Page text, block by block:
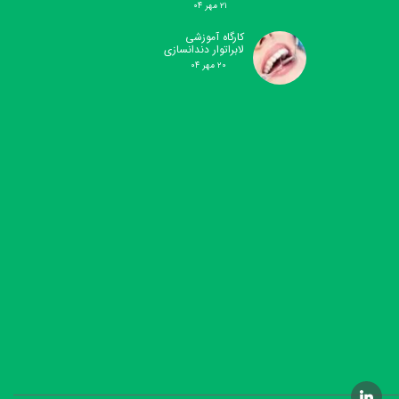
۲۱ مهر ۰۴
کارگاه آموزشی
لابراتوار دندانسازی
۲۰ مهر ۰۴